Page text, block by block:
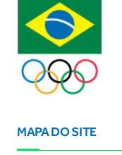
MAPA DO SITE